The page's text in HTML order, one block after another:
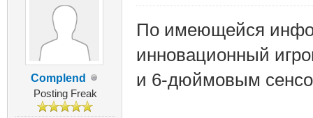
Complend
Posting Freak
По имеющейся
инновационный
и 6-дюймовым